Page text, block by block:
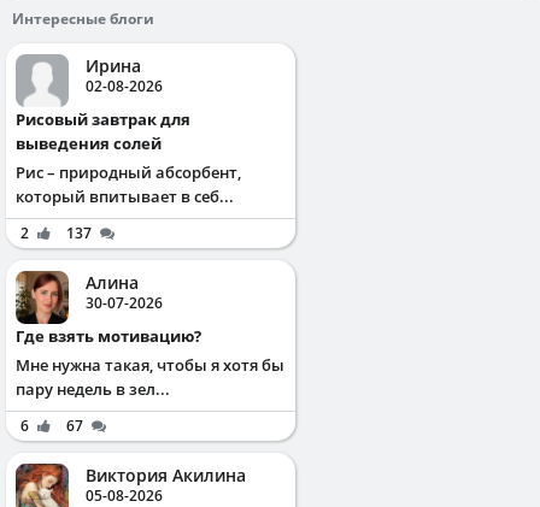
Интересные блоги
Ирина
02-08-2026
Рисовый завтрак для
выведения солей
Рис – природный абсорбент,
который впитывает в себ...
2 137
Алина
30-07-2026
Где взять мотивацию?
Мне нужна такая, чтобы я хотя бы
пару недель в зел...
6 67
Виктория Акилина
05-08-2026